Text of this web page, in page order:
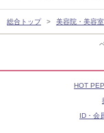
総合トップ 美容院・美容
HOT
ID・会